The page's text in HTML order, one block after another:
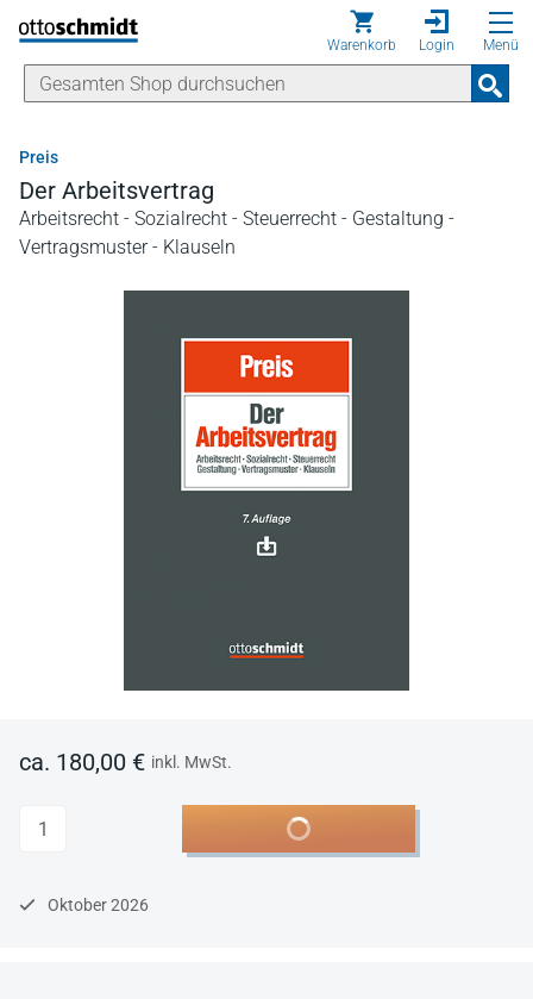
Direkt zum Inhalt
Warenkorb Login Menü
Preis
Der Arbeitsvertrag
Arbeitsrecht - Sozialrecht - Steuerrecht - Gestaltung -
Vertragsmuster - Klauseln
ca. 180,00 € inkl. MwSt.
Anzahl In den Warenkorb
Oktober 2026